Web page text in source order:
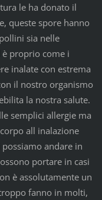
le ha donato il
queste spore hanno
sia nelle
proprio come i
inalate con estrema
il nostro organismo
la nostra salute.
semplici allergie ma
all inalazione
andare in
portare in casi
è assolutamente un
fanno in molti,